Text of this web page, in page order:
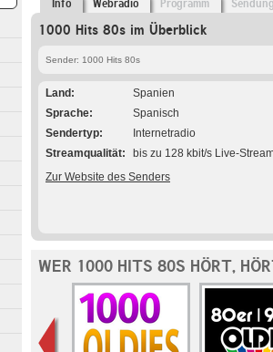
Info Webradio Programm
1000 Hits 80s im Überblick
Sender: 1000 Hits 80s
Land
Spanien
Sprache
Spanisch
Sendertyp
Internetradio
Streamqualität
bis zu 128 kbit/s Live-
Zur Website des Senders
WER 1000 HITS 80S HÖRT,